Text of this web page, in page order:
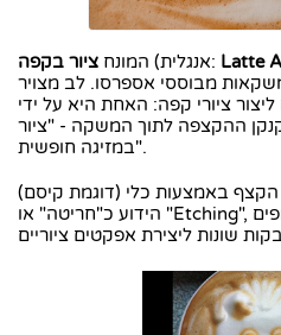
המונח ציור בקפה (אנגלית: Latte
מבוססי אספרסו. לב מצויר
ליצור ציורי קפה: האחת היא על ידי
ההקצפה לתוך המשקה - "ציור
במזיגה חופשית".
הקצף באמצעות כלי (דוגמת קיסם)
הידוע כ"חריטה" או "Etching", לעיתים בשילוב עם סירופים